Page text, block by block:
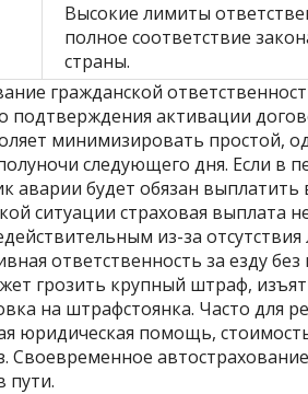
Высокие лимиты
полное соответствие
страны.
гражданской
подтверждения активации
минимизировать простой,
следующего дня. Если в
аварии будет обязан
ситуации страховая выплата
из-за
ответственность за езду
грозить крупный штраф,
на штрафстоянка. Часто для
юридическая помощь,
Своевременное
пути.